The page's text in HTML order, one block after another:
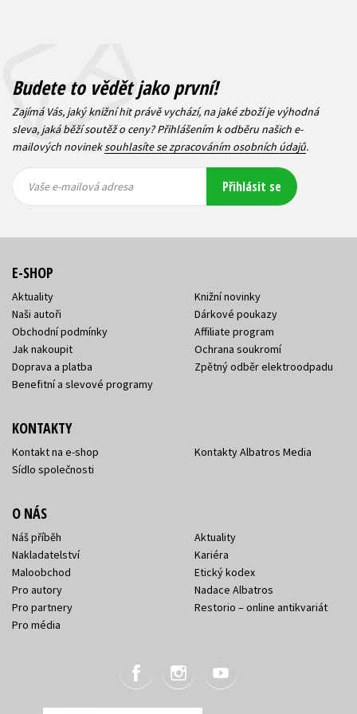
Budete to vědět jako první!
Zajímá Vás, jaký knižní hit právě vychází, na jaké zboží je výhodná
sleva, jaká běží soutěž o ceny? Přihlášením k odběru našich e-
mailových novineksouhlasíte se zpracováním osobních údajů.
mailová
mailová
Vaše e-mailová adresa Přihlásit se
E-SHOP
Aktuality
Naši autoři
Obchodní podmínky
Jak nakoupit
Doprava a platba
Benefitní a slevové programy
Knižní novinky
Dárkové poukazy
Affiliate program
Ochrana soukromí
Zpětný odběr elektroodpadu
KONTAKTY
Kontakt na e-shop
Sídlo společnosti
Kontakty Albatros Media
O NÁS
Náš příběh
Nakladatelství
Maloobchod
Pro autory
Pro partnery
Pro média
Aktuality
Kariéra
Etický kodex
Nadace Albatros
Restorio – online antikvariát